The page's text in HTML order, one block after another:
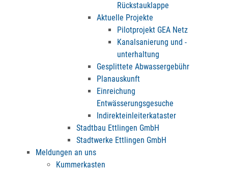
Rückstauklappe
Aktuelle Projekte
Pilotprojekt GEA Netz
Kanalsanierung und -
unterhaltung
Gesplittete Abwassergebühr
Planauskunft
Einreichung
Entwässerungsgesuche
Indirekteinleiterkataster
Stadtbau Ettlingen GmbH
Stadtwerke Ettlingen GmbH
Meldungen an uns
Kummerkasten